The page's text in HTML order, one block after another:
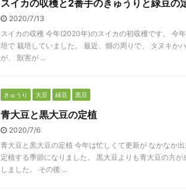
スイカの収穫と2番手のきゅうりと緑豆の
2020/7/13
スイカの収穫 今年(2020年)のスイカの初収穫です。 今
培で 栽培していました。 最近、畑の周りで、 タヌキか
が、 獣害が ...
きゅうり 大豆 緑豆 黒豆
青大豆と黒大豆の定植
2020/7/6
青大豆と黒大豆の定植 今年は忙しくて更新が なかなか
定植する季節になりました。 黒大豆よりも青大豆の方
しました。 その後 ...